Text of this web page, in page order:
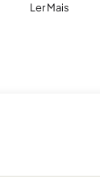
Ler Mais